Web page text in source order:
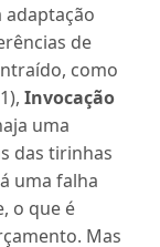
adaptação
de
como
Invocação
uma
das tirinhas
uma falha
o que é
Mas